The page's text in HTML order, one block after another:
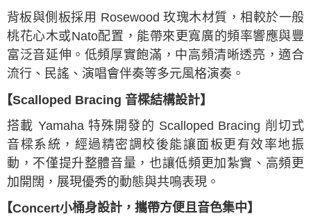
背板與側板採用 Rosewood 玫瑰木材質，相較於一般
桃花心木或Nato配置，能帶來更寬廣的頻率響應與豐
富泛音延伸。低頻厚實飽滿，中高頻清晰透亮，適合
流行、民謠、演唱會伴奏等多元風格演奏。
【Scalloped Bracing 音樑結構設計】
搭載 Yamaha 特殊開發的 Scalloped Bracing 削切式
音樑系統，經過精密調校後能讓面板更有效率地振
動，不僅提升整體音量，也讓低頻更加紮實、高頻更
加開闊，展現優秀的動態與共鳴表現。
【Concert小桶身設計，攜帶方便且音色集中】